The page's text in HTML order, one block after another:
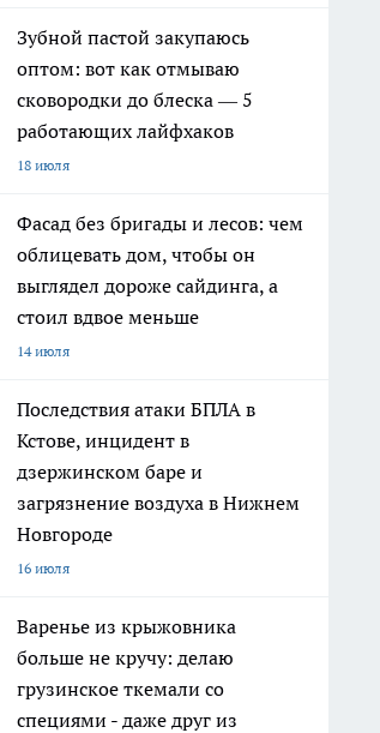
Зубной пастой закупаюсь
оптом: вот как отмываю
сковородки до блеска — 5
работающих лайфхаков
18 июля
Фасад без бригады и лесов: чем
облицевать дом, чтобы он
выглядел дороже сайдинга, а
стоил вдвое меньше
14 июля
Последствия атаки БПЛА в
Кстове, инцидент в
дзержинском баре и
загрязнение воздуха в Нижнем
Новгороде
16 июля
Варенье из крыжовника
больше не кручу: делаю
грузинское ткемали со
специями - даже друг из